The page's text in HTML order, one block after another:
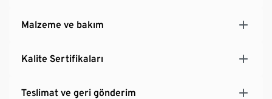
Malzeme ve bakım
Kalite Sertifikaları
Teslimat ve geri gönderim